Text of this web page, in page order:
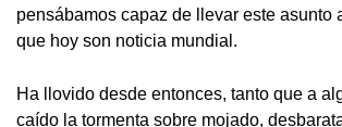
pensábamos capaz de llevar este asunto
que hoy son noticia mundial.
Ha llovido desde entonces, tanto que a
caído la tormenta sobre mojado,